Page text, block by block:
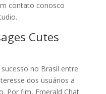
contato conosco
Cutes
no Brasil entre
dos usuários a
Por fim, Emerald Chat